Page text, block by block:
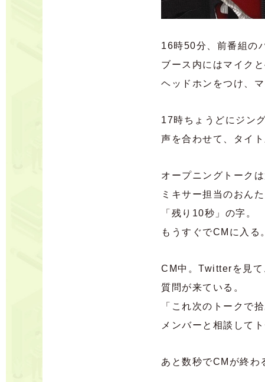
16時50分、前番組の
ブース内にはマイク
ヘッドホンをつけ、
17時ちょうどにジン
声を合わせて、タイ
オープニングトーク
ミキサー担当のおん
「残り10秒」の字。
もうすぐでCMに入る
CM中。Twitterを見て
質問が来ている。
「これ次のトークで拾
メンバーと相談して
あと数秒でCMが終わ